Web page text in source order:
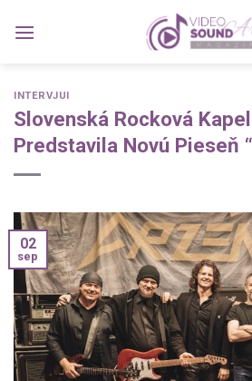
INTERVJUI
Slovenská Rocková
Predstavila Novú Pieseň
02
sep